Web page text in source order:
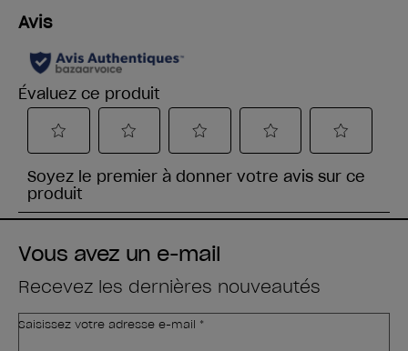
Vous avez un e-mail
Recevez les dernières nouveautés
Saisissez votre adresse e-mail *